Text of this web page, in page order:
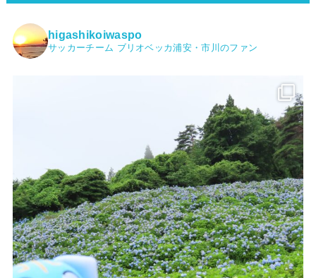
higashikoiwaspo
サッカーチーム ブリオベッカ浦安・市川のファン